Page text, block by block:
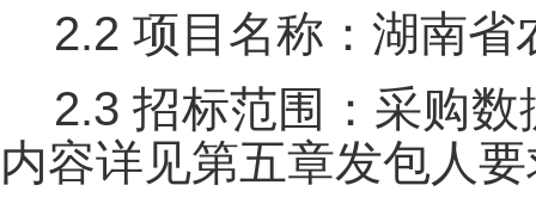
2.2 项目名称：湖南
2.3 招标范围：采购
内容详见第五章发包人